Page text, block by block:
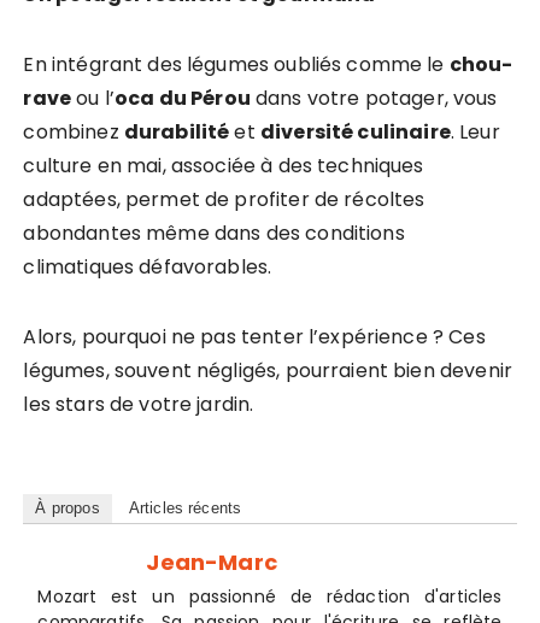
En intégrant des légumes oubliés comme le chou-
raveou l’oca du Pérou dans votre potager, vous
combinez durabilitéet diversité culinaire. Leur
culture en mai, associée à des techniques
adaptées, permet de profiter de récoltes
abondantes même dans des conditions
climatiques défavorables.
Alors, pourquoi ne pas tenter l’expérience ? Ces
légumes, souvent négligés, pourraient bien devenir
les stars de votre jardin.
À propos Articles récents
Jean-Marc
Mozart est un passionné de rédaction d'articles